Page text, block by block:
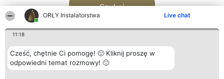
ORŁY Instalatorstwa Live chat
11:18
Cześć, chętnie Ci pomogę! 🙂 Kliknij proszę w
odpowiedni temat rozmowy! 🙂
Szukaj